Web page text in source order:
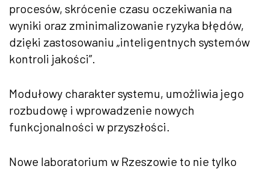
procesów, skrócenie czasu oczekiwania na
wyniki oraz zminimalizowanie ryzyka błędów,
dzięki zastosowaniu „inteligentnych systemów
kontroli jakości”.
Modułowy charakter systemu, umożliwia jego
rozbudowę i wprowadzenie nowych
funkcjonalności w przyszłości.
Nowe laboratorium w Rzeszowie to nie tylko